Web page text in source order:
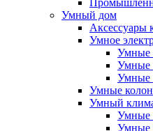
Умный дом
Аксессуары
Умное
Умные
Умные
Умные
Умные
Умный
Умные
Умные